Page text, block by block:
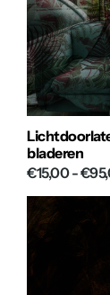
bladeren
€15,00-